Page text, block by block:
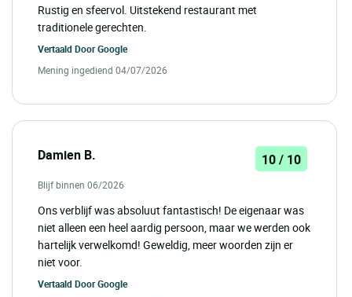
Rustig en sfeervol. Uitstekend restaurant met
traditionele gerechten.
Vertaald DoorGoogle
Mening ingediend 04/07/2026
Damien B. 10 / 10
Blijf binnen 06/2026
Ons verblijf was absoluut fantastisch! De eigenaar was
niet alleen een heel aardig persoon, maar we werden ook
hartelijk verwelkomd! Geweldig, meer woorden zijn er
niet voor.
Vertaald DoorGoogle